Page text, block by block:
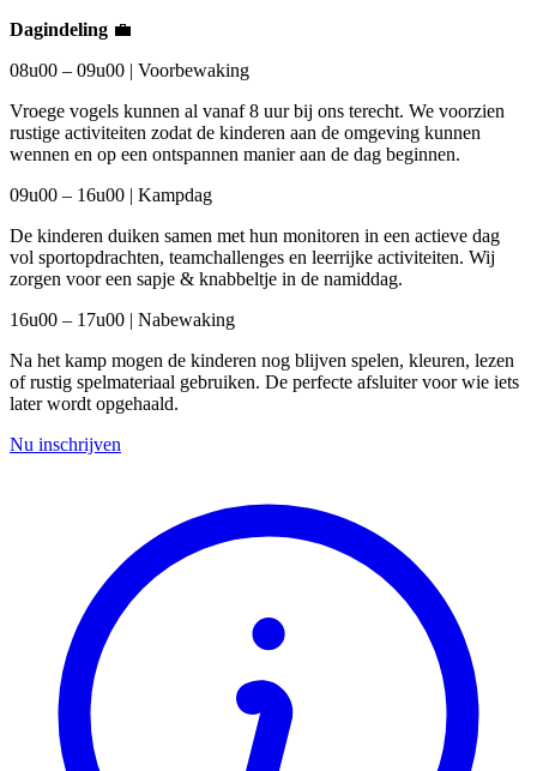
Dagindeling 💼
08u00 – 09u00 | Voorbewaking
Vroege vogels kunnen al vanaf 8 uur bij ons terecht. We voorzien
rustige activiteiten zodat de kinderen aan de omgeving kunnen
wennen en op een ontspannen manier aan de dag beginnen.
09u00 – 16u00 | Kampdag
De kinderen duiken samen met hun monitoren in een actieve dag
vol sportopdrachten, teamchallenges en leerrijke activiteiten. Wij
zorgen voor een sapje & knabbeltje in de namiddag.
16u00 – 17u00 | Nabewaking
Na het kamp mogen de kinderen nog blijven spelen, kleuren, lezen
of rustig spelmateriaal gebruiken. De perfecte afsluiter voor wie iets
later wordt opgehaald.
Nu inschrijven